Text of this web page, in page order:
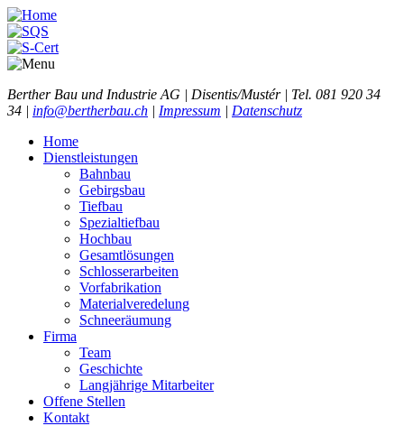
Berther Bau und Industrie AG | Disentis/Mustér | Tel. 081 920 34
34 | info@bertherbau.ch | Impressum | Datenschutz
Home
Dienstleistungen
Bahnbau
Gebirgsbau
Tiefbau
Spezialtiefbau
Hochbau
Gesamtlösungen
Schlosserarbeiten
Vorfabrikation
Materialveredelung
Schneeräumung
Firma
Team
Geschichte
Langjährige Mitarbeiter
Offene Stellen
Kontakt